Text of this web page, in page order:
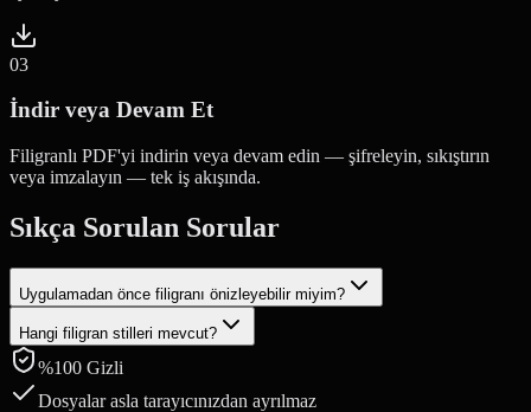
03
İndir veya Devam Et
Filigranlı PDF'yi indirin veya devam edin — şifreleyin, sıkıştırın
veya imzalayın — tek iş akışında.
Sıkça Sorulan Sorular
Uygulamadan önce filigranı önizleyebilir miyim?
Evet. Ayarları yaparken PDF sayfalarınızda filigranın canlı
önizlemesini görebilirsiniz.
Hangi filigran stilleri mevcut?
Metni, yazı tipi boyutunu, rengi, opaklığı ve konumu (çapraz veya
orta) özelleştirebilirsiniz. Filigran tüm sayfalara uygulanır.
%100 Gizli
Dosyalar asla tarayıcınızdan ayrılmaz